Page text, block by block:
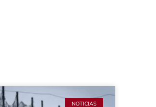
NOTICIAS